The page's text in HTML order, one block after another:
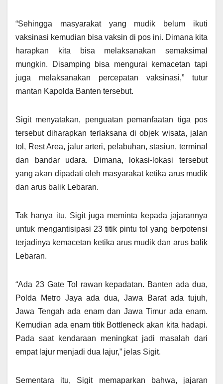
“Sehingga masyarakat yang mudik belum ikuti
vaksinasi kemudian bisa vaksin di pos ini. Dimana kita
harapkan kita bisa melaksanakan semaksimal
mungkin. Disamping bisa mengurai kemacetan tapi
juga melaksanakan percepatan vaksinasi,” tutur
mantan Kapolda Banten tersebut.
Sigit menyatakan, penguatan pemanfaatan tiga pos
tersebut diharapkan terlaksana di objek wisata, jalan
tol, Rest Area, jalur arteri, pelabuhan, stasiun, terminal
dan bandar udara. Dimana, lokasi-lokasi tersebut
yang akan dipadati oleh masyarakat ketika arus mudik
dan arus balik Lebaran.
Tak hanya itu, Sigit juga meminta kepada jajarannya
untuk mengantisipasi 23 titik pintu tol yang berpotensi
terjadinya kemacetan ketika arus mudik dan arus balik
Lebaran.
“Ada 23 Gate Tol rawan kepadatan. Banten ada dua,
Polda Metro Jaya ada dua, Jawa Barat ada tujuh,
Jawa Tengah ada enam dan Jawa Timur ada enam.
Kemudian ada enam titik Bottleneck akan kita hadapi.
Pada saat kendaraan meningkat jadi masalah dari
empat lajur menjadi dua lajur,” jelas Sigit.
Sementara itu, Sigit memaparkan bahwa, jajaran